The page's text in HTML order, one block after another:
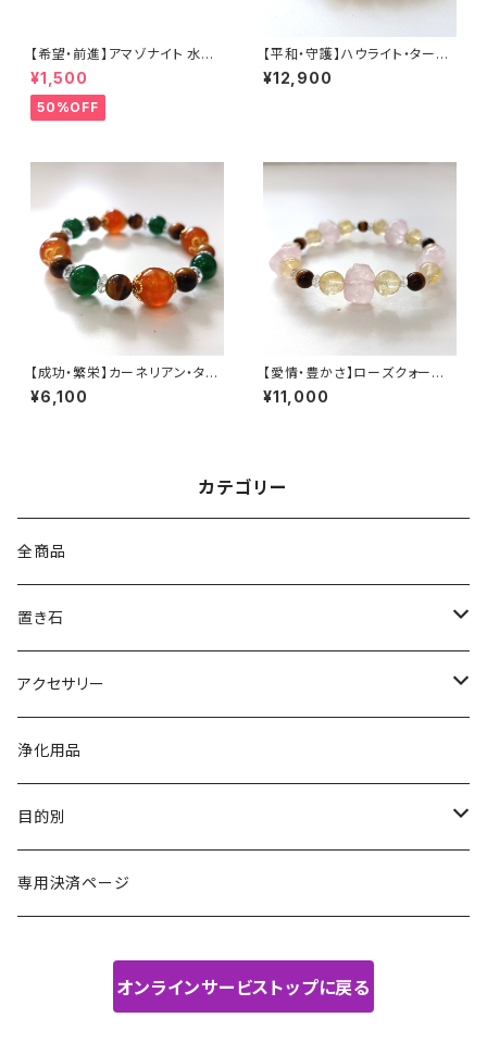
【希望・前進】アマゾナイト 水晶
（石サイズ:3×6mm）内径15cm
¥1,500
50%OFF
【平和・守護】ハウライト・ターコ
イズ （石サイズ:10mm）内径17
cm
¥12,900
【成功・繁栄】カーネリアン・タイ
ガーアイ・緑めのう （石サイズ:1
2・10・8mm）内径15cm
¥6,100
【愛情・豊かさ】ローズクォーツ・
シトリン・タイガーアイ （石サイ
ズ:12〜8mm）内径15cm
¥11,000
カテゴリー
全商品
置き石
原石
ポイント
丸玉
その他
アクセサリー
ブレスレット
ペンダント・ネックレス
その他
浄化用品
目的別
金運・財運・仕事運
専用決済ページ
オンラインサービストップに戻る